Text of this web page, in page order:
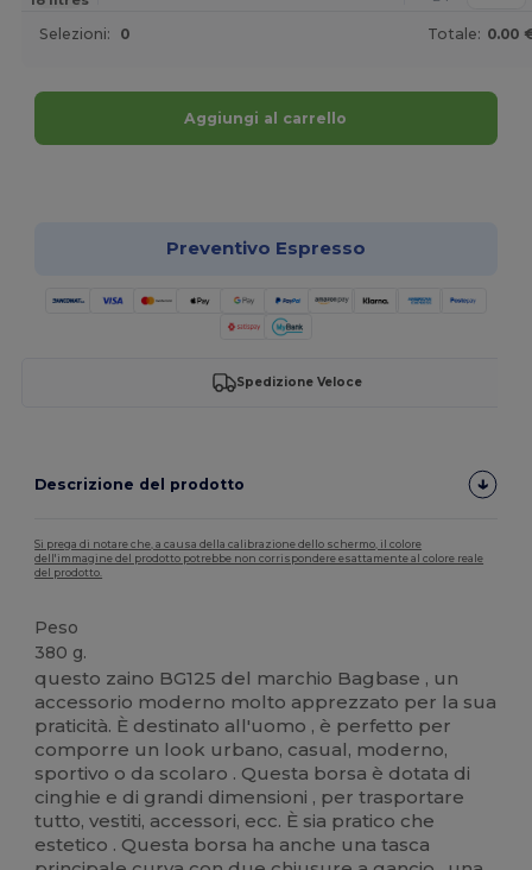
Selezioni: 0 Totale: 0.00
Aggiungi al carrello
Preventivo Espresso
Spedizione Veloce
Descrizione del prodotto
Si prega di notare che, a causa della calibrazione dello schermo, il colore
dell'immagine del prodotto potrebbe non corrispondere esattamente al colore reale
del prodotto.
Peso
380 g.
questo zaino BG125 del marchio Bagbase , un
accessorio moderno molto apprezzato per la sua
praticità. È destinato all'uomo , è perfetto per
comporre un look urbano, casual, moderno,
sportivo o da scolaro . Questa borsa è dotata di
cinghie e di grandi dimensioni , per trasportare
tutto, vestiti, accessori, ecc. È sia pratico che
estetico . Questa borsa ha anche una tasca